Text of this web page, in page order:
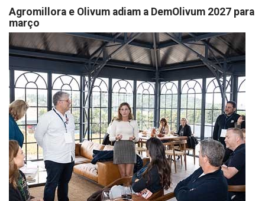
Agromillora e Olivum adiam a DemOlivum 2027 para
março